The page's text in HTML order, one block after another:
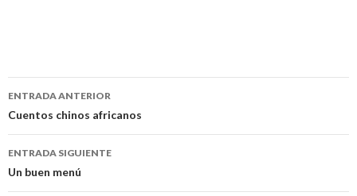
Navegación
de
entradas
ENTRADA ANTERIOR
Cuentos chinos africanos
ENTRADA SIGUIENTE
Un buen menú